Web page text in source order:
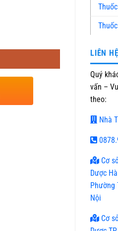
LIÊN
Quý
vấn –
theo:
Nhà
Cơ
Dược
Phường
Nội
Cơ